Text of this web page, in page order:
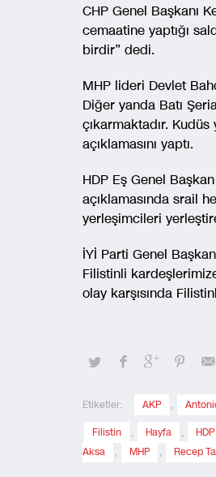
CHP Genel Başkanı
cemaatine yaptığı
birdir” dedi.
MHP lideri Devlet
Diğer yanda Batı
çıkarmaktadır.
açıklamasını yaptı.
HDP Eş Genel
açıklamasında srail
yerleşimcileri
İYİ Parti Genel
Filistinli
olay karşısında
Etiketler: AKP ,
Filistin , Hayfa , HDP
Aksa
, MHP , Recep